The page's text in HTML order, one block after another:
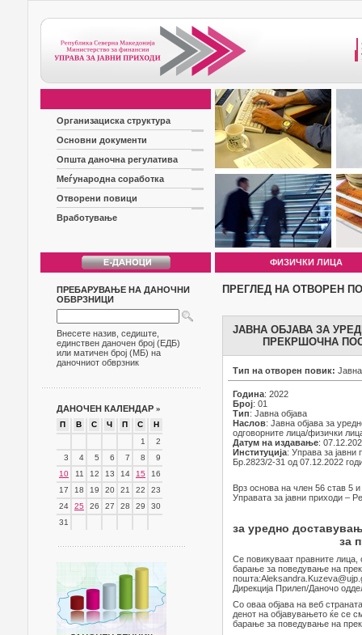
Организациска структура
Основни документи
Општа даночна регулатива
Меѓународна соработка
Отворени повици
Вработување
ФИЗИЧКИ ЛИЦА
ПРЕБАРУВАЊЕ НА ДАНОЧНИ
ОБВРЗНИЦИ
Внесете назив, седиште,
единствен даночен број (ЕДБ)
или матичен број (МБ) на
даночниот обврзник
ДАНОЧЕН КАЛЕНДАР »
П В С Ч П С
Н
1
2
3
4 5 6 7 8
9
10
11 12 13 14 15
16
17
18 19 20 21 22
23
24
25 26 27 28 29
30
31
ПРЕГЛЕД НА ОТВОРЕН
ЈАВНА ОБЈАВА ЗА
ПРЕКРШОЧНА
Тип на отворен повик:
Година: 2022
Број: 01
Тип: Јавна објава
Наслов: Јавна објава за
одговорните лица/физички
Датум на издавање:
Институција: Управа за јавни
Бр.2823/2-31 од 07.12.2022
Врз основа на член 56 став 5
Управата за јавни приходи –
за уредно
за
Се повикуваат правните лица,
барање за поведување на
Дирекција Прилеп/Даночо
Со оваа објава на веб
денот на објавувањето ќе се
барање за поведување на